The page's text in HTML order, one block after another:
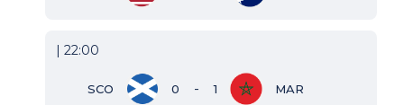
| 22:00
SCO 0 - 1 MAR